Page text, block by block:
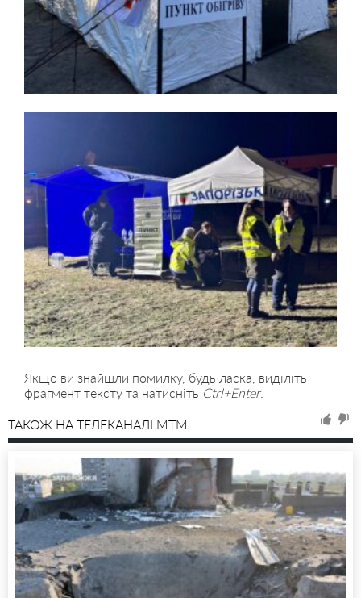
Якщо ви знайшли помилку, будь ласка, виділіть
фрагмент тексту та натисніть Ctrl+Enter.
ТАКОЖ НА ТЕЛЕКАНАЛІ MTM